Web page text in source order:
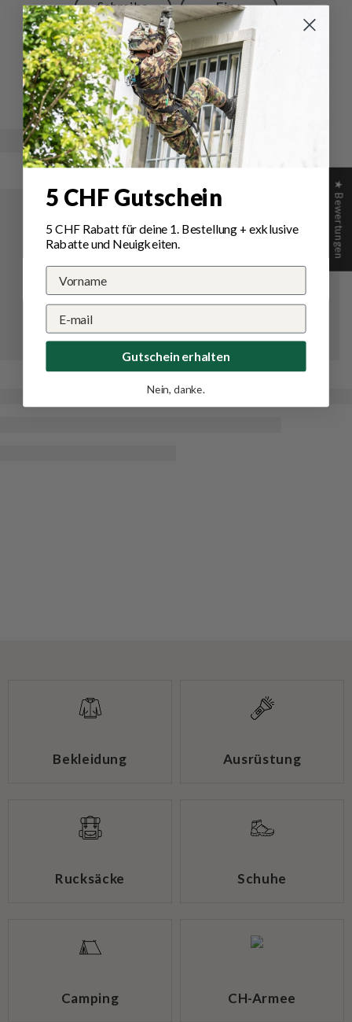
Schreibe
eine
Bewertung
Eine
Frage
stellen
Bewertungen (0) Fragen (1)
Bekleidung Ausrüstung
Rucksäcke Schuhe
Camping CH-Armee
★ Bewertungen
5 CHF Gutschein
5 CHF Rabatt für deine 1. Bestellung+ exklusive
Rabatte und Neuigkeiten.
Gutschein erhalten
Nein, danke.